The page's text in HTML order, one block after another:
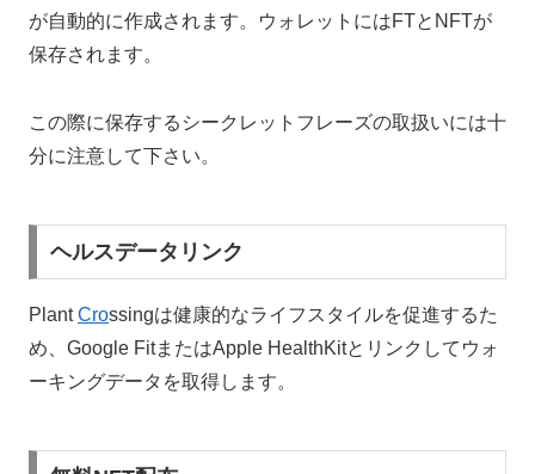
が自動的に作成されます。ウォレットにはFTとNFTが
保存されます。
この際に保存するシークレットフレーズの取扱いには十
分に注意して下さい。
ヘルスデータリンク
PlantCrossingは健康的なライフスタイルを促進するた
め、Google FitまたはApple HealthKitとリンクしてウォ
ーキングデータを取得します。